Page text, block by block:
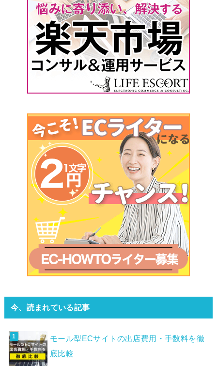
今、読まれている記事
モール型ECサイトの出店費用・手数料を徹
底比較